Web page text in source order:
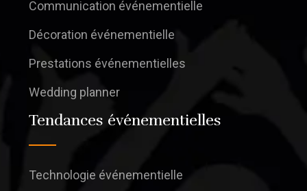
Communication événementielle
Décoration événementielle
Prestations événementielles
Wedding planner
Tendances événementielles
Technologie événementielle